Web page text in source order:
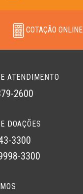
COTAÇÃO ONLINE
ATENDIMENTO
2600
DOAÇÕES
3300
3300